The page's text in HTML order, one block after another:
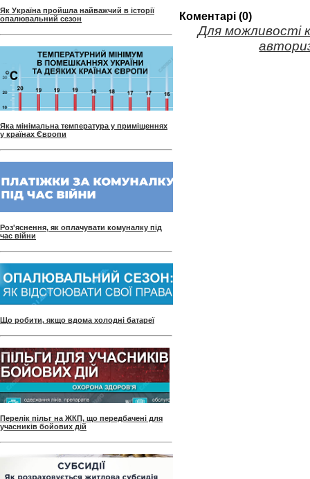
Як Україна пройшла найважчий в історії
опалювальний сезон
Яка мінімальна температура у приміщеннях
у країнах Європи
Роз'яснення, як оплачувати комуналку під
час війни
Що робити, якщо вдома холодні батареї
Перелік пільг на ЖКП, що передбачені для
учасників бойових дій
Коментарі (0)
Для можливості